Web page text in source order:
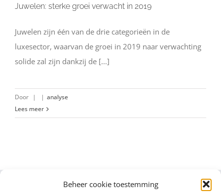
Beheer cookie toestemming
Juwelen: sterke groei verwacht in 2019
Juwelen zijn één van de drie categorieën in de
luxesector, waarvan de groei in 2019 naar verwachting
solide zal zijn dankzij de [...]
Door | | analyse
Lees meer